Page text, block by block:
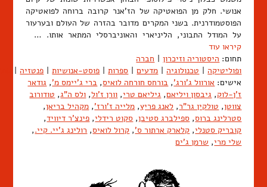
אנושי. חלק מן הפואטיקה של הז'אנר קרובה ברוחה לפואטיקה
הפוסטמודרנית. בשני המקרים מדובר בהזרה של העולם ובערעור
על המודל התבוני, הליניארי והאוניברסלי המתאר אותו. …
קיראו עוד
תחום: היסטוריה וזיכרון | חברה
ופוליטיקה | טכנולוגיה | מדעים | ספרות | פוסט-אנושיות | פנטזיה |
אישים: אורוול ג'ורג', בורחס חורחה לואיס, ברי ג'יימס מ', גודאר
ז'ן-לוק, גיבסון ויליאם, גיליאם טרי, וורן ז'ול, ולס ה"ג, טודורוב
צווטן, טולקין גר"ר, לאנג פריץ, מלייה ז'ורז', מקהיל בריאן,
סטרלינג ברוס, ספילברג סטיבן, סקוט רידלי, פינצ'ר דיוויד,
קובריק סטנלי, קלארק ארתור ס', קרול לואיס, רולינג ג'יי. קיי.,
שלי מרי, שרמן ג'ים